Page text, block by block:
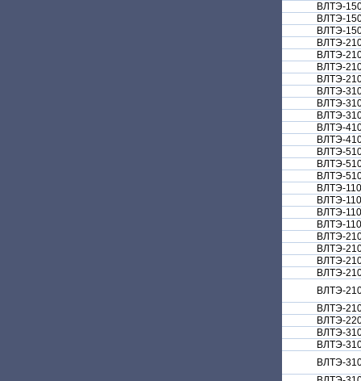
ВЛТЭ-
ВЛТЭ-
ВЛТЭ-
ВЛТЭ-
ВЛТЭ-
ВЛТЭ-
ВЛТЭ-
ВЛТЭ-
ВЛТЭ-
ВЛТЭ-
ВЛТЭ-
ВЛТЭ-
ВЛТЭ-
ВЛТЭ-
ВЛТЭ-
ВЛТЭ-
ВЛТЭ-
ВЛТЭ-
ВЛТЭ-
ВЛТЭ-
ВЛТЭ-
ВЛТЭ-
ВЛТЭ-
ВЛТЭ-
ВЛТЭ-
ВЛТЭ-
ВЛТЭ-
ВЛТЭ-
ВЛТЭ-